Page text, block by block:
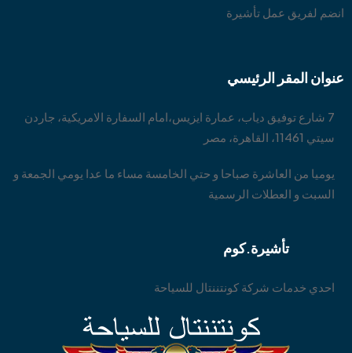
انضم لفريق عمل تأشيرة
عنوان المقر الرئيسي
7 شارع توفيق دياب، عمارة ايزيس،امام السفارة الامريكية، جاردن
سيتي 11461، القاهرة، مصر
يوميا من العاشرة صباحا و حتي الخامسة مساء ما عدا يومي الجمعة و
السبت و العطلات الرسمية
تأشيرة.كوم
احدي خدمات شركة كونتننتال للسياحة